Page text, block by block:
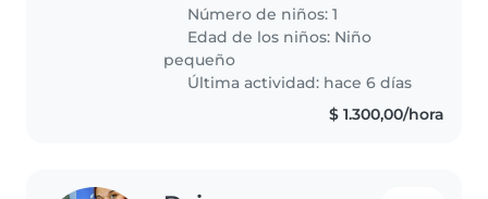
haga algunas tareas. No dude en
ponerse en contacto conmigo..
Número de niños: 1
Edad de los niños: Niño
pequeño
Última actividad: hace 6 días
$ 1.300,00/hora